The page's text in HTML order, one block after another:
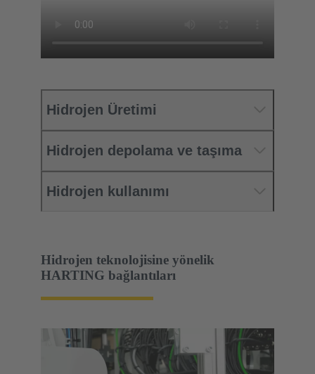
Hidrojen Üretimi
Hidrojen depolama ve taşıma
Hidrojen kullanımı
Hidrojen teknolojisine yönelik
HARTING bağlantıları